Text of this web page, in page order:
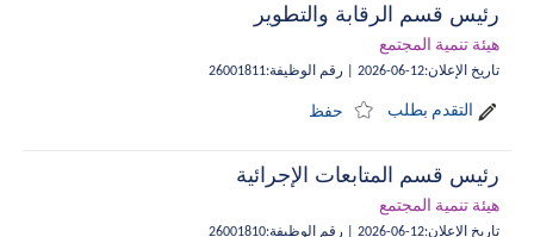
رئيس قسم الرقابة والتطوير
هيئة تنمية المجتمع
تاريخ الإعلان:
12-06-2026 رقم الوظيفة:
26001811
التقدم بطلب حفظ
رئيس قسم المتابعات الإجرائية
هيئة تنمية المجتمع
تاريخ الإعلان:
12-06-2026 رقم الوظيفة:
26001810